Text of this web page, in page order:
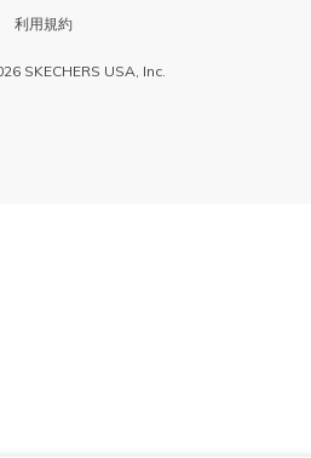
利用規約
SKECHERS USA, Inc.